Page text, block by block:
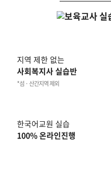
지역 제한 없는
사회복지사 실습반
*섬 · 산간지역 제외
한국어교원 실습
100% 온라인진행